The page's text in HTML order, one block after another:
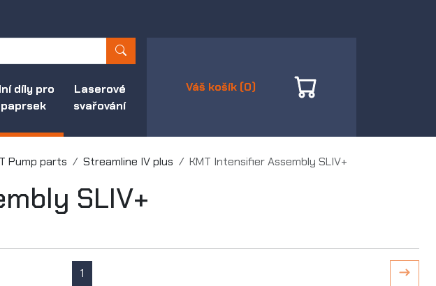
díly pro
Laserové
svařování
Váš košík (0)
Pump parts Streamline IV plus KMT Intensifier Assembly SLIV+
SLIV+
1